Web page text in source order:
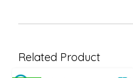
Related Product